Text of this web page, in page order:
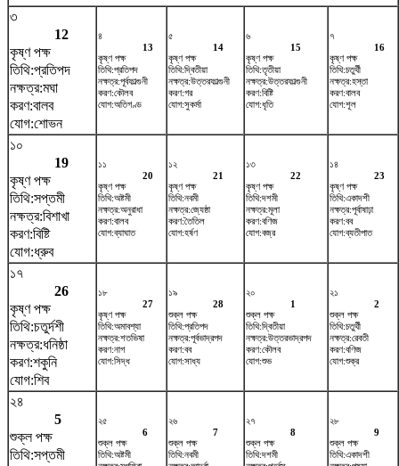
৩
12
কৃষ্ণ পক্ষ
তিথি:প্রতিপদ
নক্ষত্র:মঘা
করণ:বালব
যোগ:শোভন
৪
13
কৃষ্ণ পক্ষ
তিথি:প্রতিপদ
নক্ষত্র:পূর্বফাল্গুনী
করণ:কৌলব
যোগ:অতিগণ্ড
৫
14
কৃষ্ণ পক্ষ
তিথি:দ্বিতীয়া
নক্ষত্র:উত্তরফাল্গুনী
করণ:গর
যোগ:সুকর্মা
৬
15
কৃষ্ণ পক্ষ
তিথি:তৃতীয়া
নক্ষত্র:উত্তরফাল্গুনী
করণ:বিষ্টি
যোগ:ধৃতি
৭
16
কৃষ্ণ পক্ষ
তিথি:চতুর্থী
নক্ষত্র:হস্তা
করণ:বালব
যোগ:শূল
১০
19
কৃষ্ণ পক্ষ
তিথি:সপ্তমী
নক্ষত্র:বিশাখা
করণ:বিষ্টি
যোগ:ধ্রুব
১১
20
কৃষ্ণ পক্ষ
তিথি:অষ্টমী
নক্ষত্র:অনুরাধা
করণ:বালব
যোগ:ব্যাঘাত
১২
21
কৃষ্ণ পক্ষ
তিথি:নবমী
নক্ষত্র:জ্যেষ্ঠা
করণ:তৈতিল
যোগ:হর্ষণ
১৩
22
কৃষ্ণ পক্ষ
তিথি:দশমী
নক্ষত্র:মূলা
করণ:বণিজ
যোগ:বজ্র
১৪
23
কৃষ্ণ পক্ষ
তিথি:একাদশী
নক্ষত্র:পূর্বাষাঢ়া
করণ:বব
যোগ:ব্যতীপাত
১৭
26
কৃষ্ণ পক্ষ
তিথি:চতুর্দশী
নক্ষত্র:ধনিষ্ঠা
করণ:শকুনি
যোগ:শিব
১৮
27
কৃষ্ণ পক্ষ
তিথি:অমাবশ্যা
নক্ষত্র:শতভিষ‌া
করণ:নাগ
যোগ:সিদ্ধ
১৯
28
শুক্ল পক্ষ
তিথি:প্রতিপদ
নক্ষত্র:পূর্বভাদ্রপদ
করণ:বব
যোগ:সাধ্য
২০
1
শুক্ল পক্ষ
তিথি:দ্বিতীয়া
নক্ষত্র:উত্তরভাদ্রপদ
করণ:কৌলব
যোগ:শুভ
২১
2
শুক্ল পক্ষ
তিথি:চতুর্থী
নক্ষত্র:রেবতী
করণ:বণিজ
যোগ:শুক্র
২৪
5
শুক্ল পক্ষ
তিথি:সপ্তমী
২৫
6
শুক্ল পক্ষ
তিথি:অষ্টমী
২৬
7
শুক্ল পক্ষ
তিথি:নবমী
২৭
8
শুক্ল পক্ষ
তিথি:দশমী
২৮
9
শুক্ল পক্ষ
তিথি:একাদশী